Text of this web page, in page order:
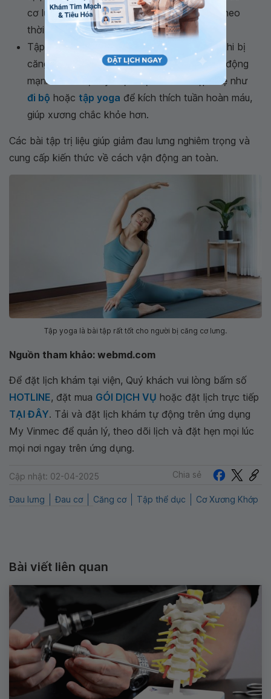
cơ lưng sẽ dần được cải thiện và biến mất theo
thời gian.
Tập luyện nhẹ nhàng: Vào những ngày đầu khi bị
căng cơ lưng, người bệnh nên hạn chế hoạt động
mạnh. Sau đó, hãy thực hiện các bài tập nhẹ như
đi bộ hoặc tập yoga để kích thích tuần hoàn máu,
giúp xương chắc khỏe hơn.
Các bài tập trị liệu giúp giảm đau lưng nghiêm trọng và
cung cấp kiến thức về cách vận động an toàn.
Tập yoga là bài tập rất tốt cho người bị căng cơ lưng.
Nguồn tham khảo: webmd.com
Để đặt lịch khám tại viện, Quý khách vui lòng bấm số
HOTLINE, đặt mua GÓI DỊCH VỤ hoặc đặt lịch trực tiếp
TẠI ĐÂY. Tải và đặt lịch khám tự động trên ứng dụng
My Vinmec để quản lý, theo dõi lịch và đặt hẹn mọi lúc
mọi nơi ngay trên ứng dụng.
Cập nhật: 02-04-2025 Chia sẻ
Đau lưng Đau cơ Căng cơ Tập thể dục Cơ Xương Khớp
Bài viết liên quan